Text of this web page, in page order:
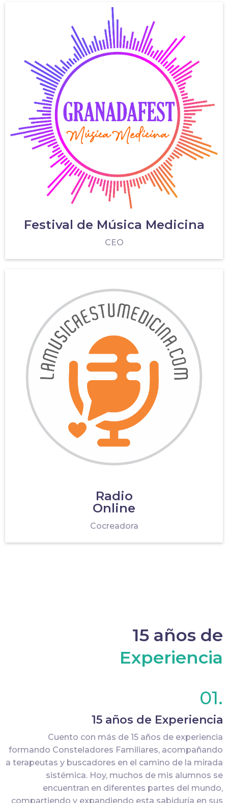
Festival de Música Medicina
CEO
Radio
Online
Cocreadora
15 años de
Experiencia
01.
15 años de Experiencia
Cuento con más de 15 años de experiencia
formando Consteladores Familiares, acompañando
a terapeutas y buscadores en el camino de la mirada
sistémica. Hoy, muchos de mis alumnos se
encuentran en diferentes partes del mundo,
compartiendo y expandiendo esta sabiduría en sus